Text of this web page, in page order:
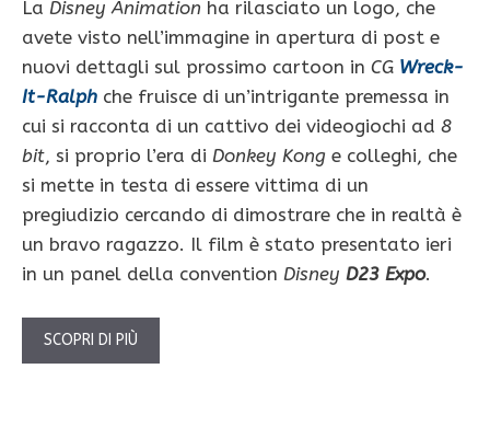
La Disney Animation ha rilasciato un logo, che
avete visto nell’immagine in apertura di post e
nuovi dettagli sul prossimo cartoon in CG Wreck-
It-Ralph che fruisce di un’intrigante premessa in
cui si racconta di un cattivo dei videogiochi ad 8
bit, si proprio l’era di Donkey Kong e colleghi, che
si mette in testa di essere vittima di un
pregiudizio cercando di dimostrare che in realtà è
un bravo ragazzo. Il film è stato presentato ieri
in un panel della convention Disney D23 Expo.
SCOPRI DI PIÙ